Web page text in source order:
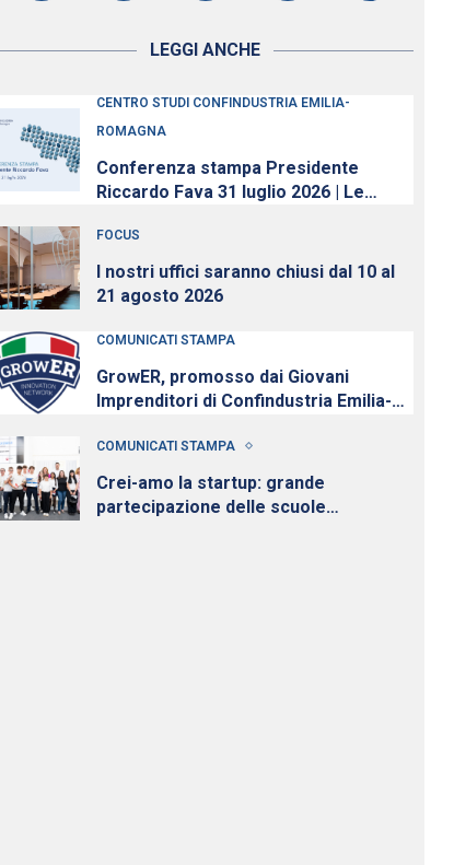
LEGGI ANCHE
CENTRO STUDI CONFINDUSTRIA EMILIA-
ROMAGNA
Conferenza stampa Presidente
Riccardo Fava 31 luglio 2026 | Le
nonostante l’incertezza
FOCUS
I nostri uffici saranno chiusi dal 10 al
21 agosto 2026
COMUNICATI STAMPA
GrowER, promosso dai Giovani
Imprenditori di Confindustria Emilia-
cresce e diventa nazionale
COMUNICATI STAMPA
Crei-amo la startup: grande
partecipazione delle scuole